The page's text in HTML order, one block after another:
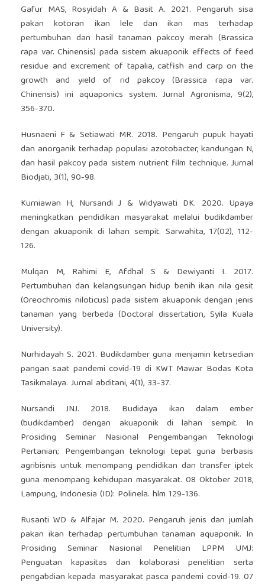
Gafur MAS, Rosyidah A & Basit A. 2021. Pengaruh sisa
pakan kotoran ikan lele dan ikan mas terhadap
pertumbuhan dan hasil tanaman pakcoy merah (Brassica
rapa var. Chinensis) pada sistem akuaponik effects of feed
residue and excrement of tapalia, catfish and carp on the
growth and yield of rid pakcoy (Brassica rapa var.
Chinensis) ini aquaponics system. Jurnal Agronisma, 9(2),
356-370.
Husnaeni F & Setiawati MR. 2018. Pengaruh pupuk hayati
dan anorganik terhadap populasi azotobacter, kandungan N,
dan hasil pakcoy pada sistem nutrient film technique. Jurnal
Biodjati, 3(1), 90-98.
Kurniawan H, Nursandi J & Widyawati DK. 2020. Upaya
meningkatkan pendidikan masyarakat melalui budikdamber
dengan akuaponik di lahan sempit. Sarwahita, 17(02), 112-
126.
Mulqan M, Rahimi E, Afdhal S & Dewiyanti I. 2017.
Pertumbuhan dan kelangsungan hidup benih ikan nila gesit
(Oreochromis niloticus) pada sistem akuaponik dengan jenis
tanaman yang berbeda (Doctoral dissertation, Syila Kuala
University).
Nurhidayah S. 2021. Budikdamber guna menjamin ketrsedian
pangan saat pandemi covid-19 di KWT Mawar Bodas Kota
Tasikmalaya. Jurnal abditani, 4(1), 33-37.
Nursandi JNJ. 2018. Budidaya ikan dalam ember
(budikdamber) dengan akuaponik di lahan sempit. In
Prosiding Seminar Nasional Pengembangan Teknologi
Pertanian; Pengembangan teknologi tepat guna berbasis
agribisnis untuk menompang pendidikan dan transfer iptek
guna menompang kehidupan masyarakat. 08 Oktober 2018,
Lampung, Indonesia (ID): Polinela. hlm 129-136.
Rusanti WD & Alfajar M. 2020. Pengaruh jenis dan jumlah
pakan ikan terhadap pertumbuhan tanaman aquaponik. In
Prosiding Seminar Nasional Penelitian LPPM UMJ:
Penguatan kapasitas dan kolaborasi penelitian serta
pengabdian kepada masyarakat pasca pandemi covid-19. 07